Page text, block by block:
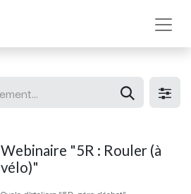
Webinaire "5R : Rouler (à
vélo)"